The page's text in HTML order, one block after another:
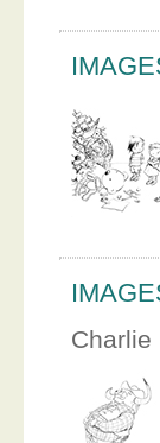
Charlie